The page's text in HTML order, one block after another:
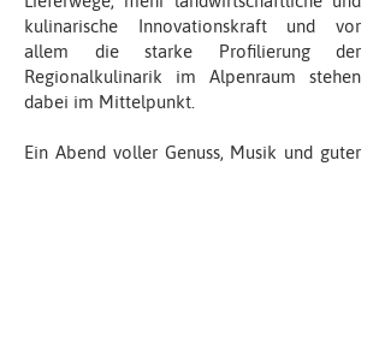
kulinarische Innovationskraft und vor
allem die starke Profilierung der
Regionalkulinarik im Alpenraum stehen
dabei im Mittelpunkt.
Ein Abend voller Genuss, Musik und guter